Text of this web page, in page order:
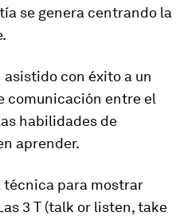
se genera centrando la
asistido con éxito a un
comunicación entre el
habilidades de
aprender.
técnica para mostrar
3 T (talk or listen, take